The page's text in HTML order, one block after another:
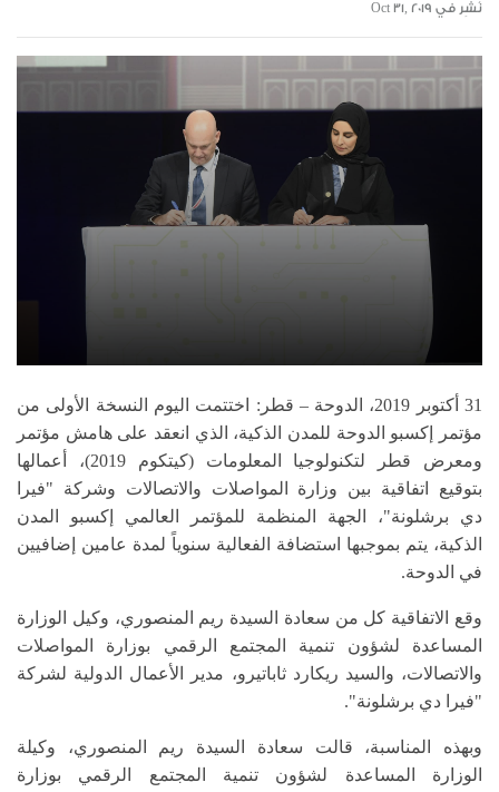
نُشِر في Oct 31, 2019
31 أكتوبر 2019، الدوحة – قطر:
اختتمت اليوم النسخة الأولى من
مؤتمر إكسبو الدوحة للمدن الذكية، الذي انعقد على هامش مؤتمر
ومعرض قطر لتكنولوجيا المعلومات (كيتكوم 2019)، أعمالها
بتوقيع اتفاقية بين وزارة المواصلات والاتصالات وشركة "فيرا
دي برشلونة"، الجهة المنظمة للمؤتمر العالمي إكسبو المدن
الذكية، يتم بموجبها استضافة الفعالية سنوياً لمدة عامين إضافيين
في الدوحة.
وقع الاتفاقية كل من سعادة السيدة ريم المنصوري، وكيل الوزارة
المساعدة لشؤون تنمية المجتمع الرقمي بوزارة المواصلات
والاتصالات، والسيد ريكارد ثاباتيرو، مدير الأعمال الدولية لشركة
"فيرا دي برشلونة"
.
وبهذه المناسبة، قالت سعادة السيدة ريم المنصوري، وكيلة
الوزارة المساعدة لشؤون تنمية المجتمع الرقمي بوزارة